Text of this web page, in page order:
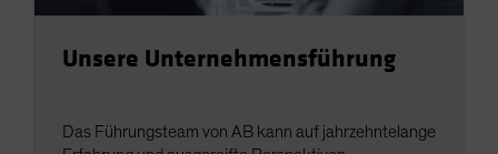
Unsere Unternehmensführung
Das Führungsteam von AB kann auf jahrzehntelange